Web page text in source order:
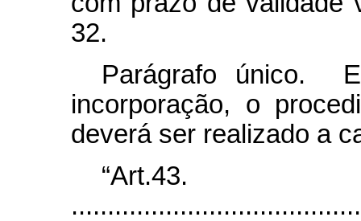
32.
Parágrafo único.
incorporação, o
deverá ser realizado a
“Art.43.